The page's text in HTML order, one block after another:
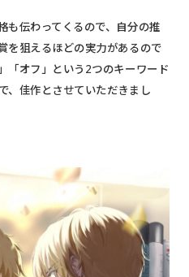
も伝わってくるので、自分の推
を狙えるほどの実力があるので
「オフ」という2つのキーワード
、佳作とさせていただきまし